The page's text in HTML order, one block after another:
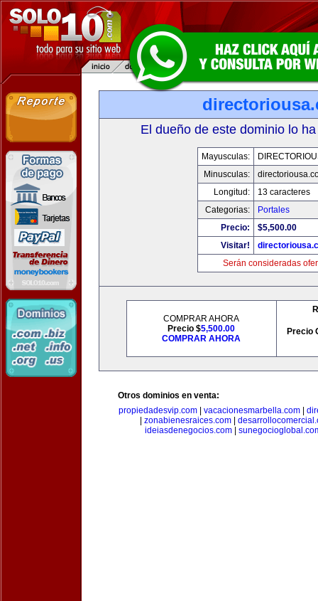
El dueño de este dominio lo
Mayusculas:
Minusculas:
Longitud:
13 caracteres
Categorias:
Portales
Precio:
$5,500.00
Visitar!
Serán consideradas
COMPRAR AHORA
Precio $5,500.00
COMPRAR AHORA
Precio
Otros dominios en venta:
propiedadesvip.com
vacacionesmarbella.com
zonabienesraices.com
ideiasdenegocios.com|